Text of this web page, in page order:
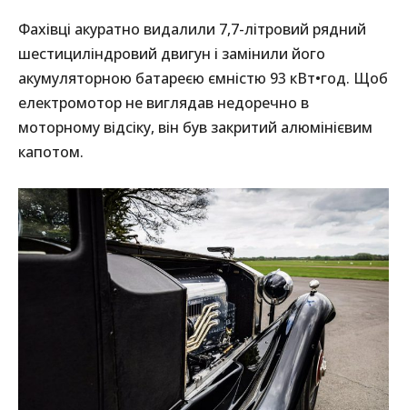
Фахівці акуратно видалили 7,7-літровий рядний
шестициліндровий двигун і замінили його
акумуляторною батареєю ємністю 93 кВт•год. Щоб
електромотор не виглядав недоречно в
моторному відсіку, він був закритий алюмінієвим
капотом.